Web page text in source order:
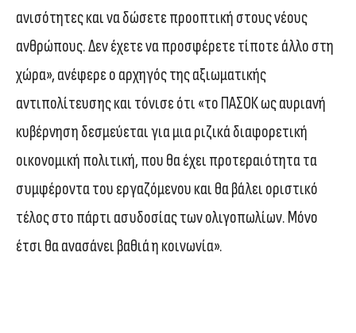
ανισότητες και να δώσετε προοπτική στους νέους
ανθρώπους. Δεν έχετε να προσφέρετε τίποτε άλλο στη
χώρα», ανέφερε ο αρχηγός της αξιωματικής
αντιπολίτευσης και τόνισε ότι «το ΠΑΣΟΚ ως αυριανή
κυβέρνηση δεσμεύεται για μια ριζικά διαφορετική
οικονομική πολιτική, που θα έχει προτεραιότητα τα
συμφέροντα του εργαζόμενου και θα βάλει οριστικό
τέλος στο πάρτι ασυδοσίας των ολιγοπωλίων. Μόνο
έτσι θα ανασάνει βαθιά η κοινωνία».